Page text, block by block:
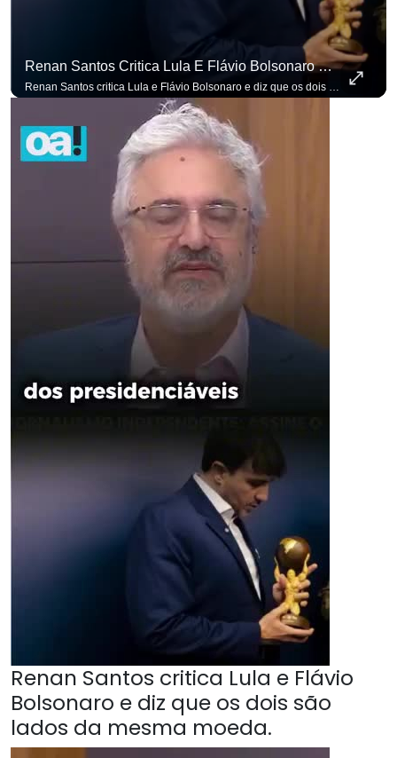
Renan Santos Critica Lula E Flávio Bolsonaro E Diz Que Os Dois São Lados Da Mesma Moeda.
Renan Santos critica Lula e Flávio Bolsonaro e diz que os dois são lados da mesma moeda. #OAntagonista Se você busca informação com credibilidade, inscreva-se agora e ative o
Renan Santos critica Lula e Flávio
Bolsonaro e diz que os dois são
lados da mesma moeda.